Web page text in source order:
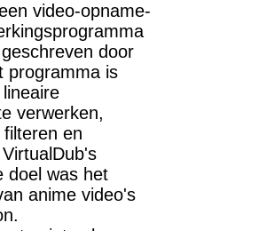
video-opname-
door
programma is
verwerken,
en
doel was het
anime video's